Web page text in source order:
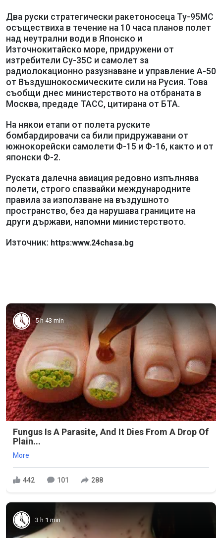
Два руски стратегически ракетоносеца Ту-95МС
осъществиха в течение на 10 часа планов полет
над неутрални води в Японско и
Източнокитайско море, придружени от
изтребители Су-35С и самолет за
радиолокационно разузнаване и управление А-50
от Въздушнокосмическите сили на Русия. Това
съобщи днес министерството на отбраната в
Москва, предаде ТАСС, цитирана от БТА.
На някои етапи от полета руските
бомбардировачи са били придружавани от
южнокорейски самолети Ф-15 и Ф-16, както и от
японски Ф-2.
Руската далечна авиация редовно изпълнява
полети, строго спазвайки международните
правила за използване на въздушното
пространство, без да нарушава границите на
други държави, напомни министерството.
Източник: https:www.24chasa.bg
5 h 43 min
Fungus Is A Parasite, And It Dies From A Drop Of
Plain...
More
442 101 288
3 h 1 min